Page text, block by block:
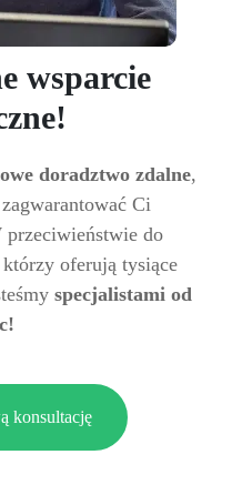
wsparcie
doradztwo zdalne,
Ci
do
którzy oferują tysiące
specjalistami od
konsultację